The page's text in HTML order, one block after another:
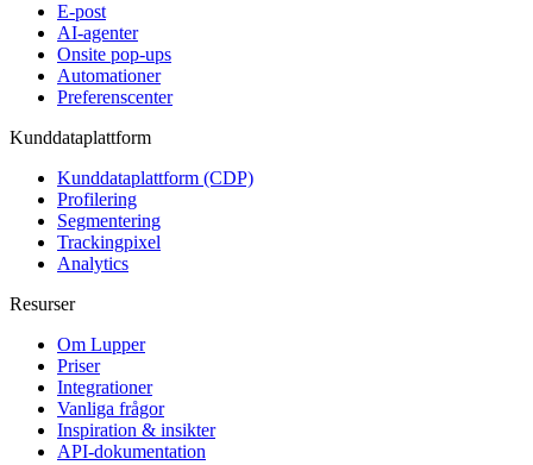
E-post
AI-agenter
Onsite pop-ups
Automationer
Preferenscenter
Kunddataplattform
Kunddataplattform (CDP)
Profilering
Segmentering
Trackingpixel
Analytics
Resurser
Om Lupper
Priser
Integrationer
Vanliga frågor
Inspiration & insikter
API-dokumentation